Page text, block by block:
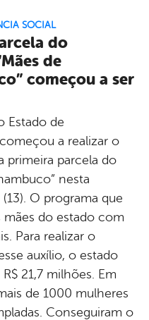
SOCIAL
do
de
começou a ser
Estado de
a realizar o
primeira parcela do
nesta
O programa que
mães do estado com
Para realizar o
auxílio, o estado
21,7 milhões. Em
de 1000 mulheres
Conseguiram o